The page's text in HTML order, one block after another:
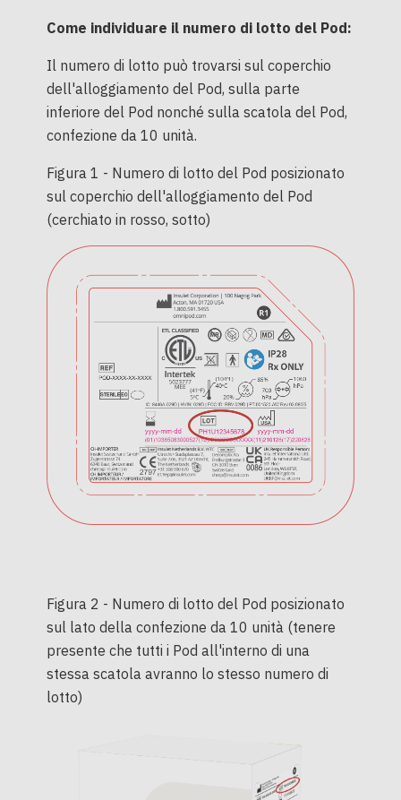
Come individuare il numero di lotto del Pod:
Il numero di lotto può trovarsi sul coperchio
dell'alloggiamento del Pod, sulla parte
inferiore del Pod nonché sulla scatola del Pod,
confezione da 10 unità.
Figura 1 - Numero di lotto del Pod posizionato
sul coperchio dell'alloggiamento del Pod
(cerchiato in rosso, sotto)
Figura 2 - Numero di lotto del Pod posizionato
sul lato della confezione da 10 unità (tenere
presente che tutti i Pod all'interno di una
stessa scatola avranno lo stesso numero di
lotto)